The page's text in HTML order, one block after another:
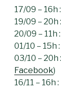
17/09 –
19/09 – 20h
20/09 – 11h
01/10 – 15h
03/10 – 20h
Facebook)
16/11 – 16h